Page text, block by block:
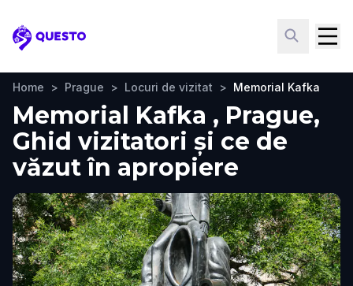
Questo
Home > Prague > Locuri de vizitat > Memorial Kafka
Memorial Kafka , Prague,
Ghid vizitatori și ce de
văzut în apropiere